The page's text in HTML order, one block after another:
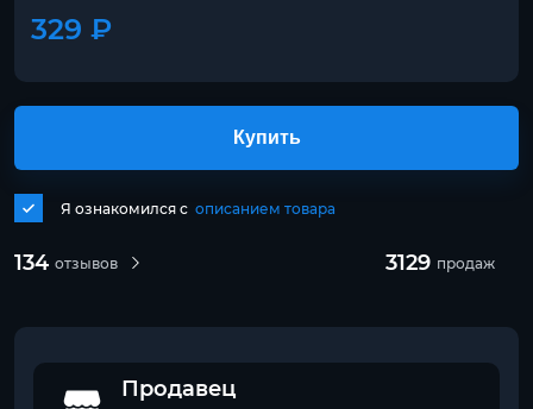
329 ₽
134 отзывов 3129 продаж
Я ознакомился с описанием товара
Купить
Продавец